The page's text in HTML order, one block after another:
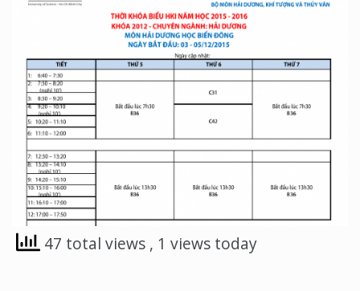
47 total views , 1 views today